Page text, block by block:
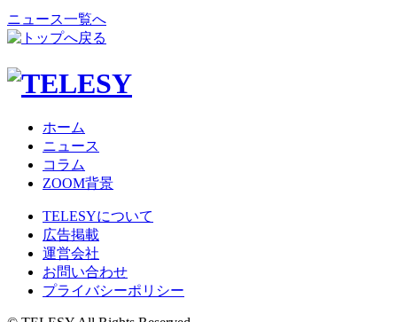
ニュース一覧へ
ホーム
ニュース
コラム
ZOOM背景
TELESYについて
広告掲載
運営会社
お問い合わせ
プライバシーポリシー